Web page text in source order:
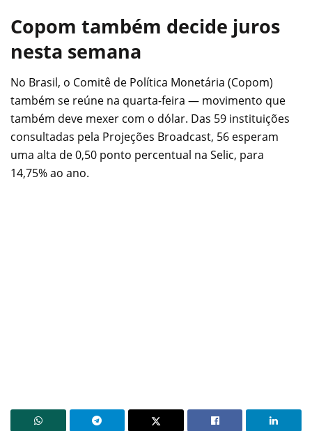
Copom também decide juros
nesta semana
No Brasil, o Comitê de Política Monetária (Copom)
também se reúne na quarta-feira — movimento que
também deve mexer com o dólar. Das 59 instituições
consultadas pela Projeções Broadcast, 56 esperam
uma alta de 0,50 ponto percentual na Selic, para
14,75% ao ano.